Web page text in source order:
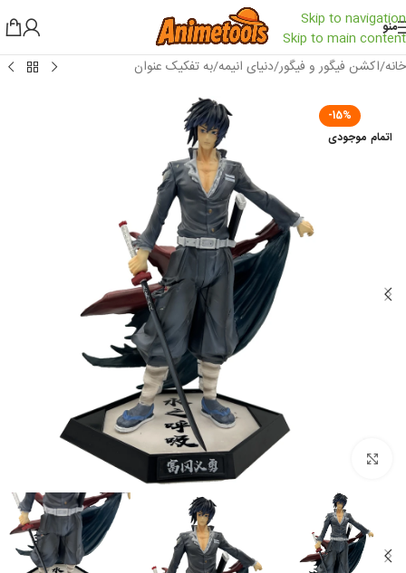
Skip to navigation
Skip to main content
منو
خانه/اکشن فیگور و فیگور/دنیای انیمه/به تفکیک عنوان
-15%
اتمام موجودی